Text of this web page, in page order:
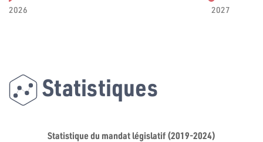
2026 2027
Statistiques
Statistique du mandat législatif (2019-2024)